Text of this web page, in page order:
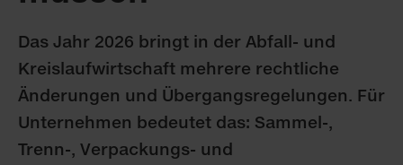
Das Jahr 2026 bringt in der Abfall- und
Kreislaufwirtschaft mehrere rechtliche
Änderungen und Übergangsregelungen. Für
Unternehmen bedeutet das: Sammel-,
Trenn-, Verpackungs- und